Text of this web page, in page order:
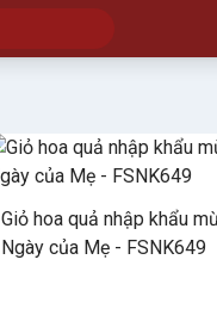
Giỏ hoa quả nhập khẩu
Ngày của Mẹ - FSNK649